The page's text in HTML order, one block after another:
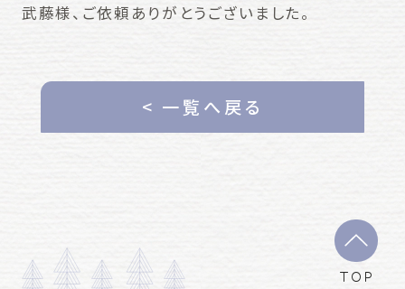
武藤様、ご依頼ありがとうございました。
< 一覧へ戻る
TOP